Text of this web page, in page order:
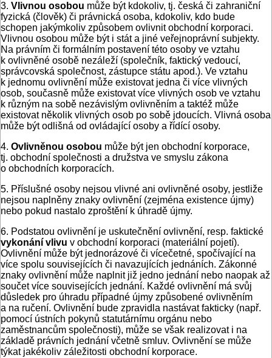
3. Vlivnou osobou může být kdokoliv, tj. česká či zahraniční
fyzická (člověk) či právnická osoba, kdokoliv, kdo bude
schopen jakýmkoliv způsobem ovlivnit obchodní korporaci.
Vlivnou osobou může být i stát a jiné veřejnoprávní subjekty.
Na právním či formálním postavení této osoby ve vztahu
k ovlivněné osobě nezáleží (společník, faktický vedoucí,
správcovská společnost, zástupce státu apod.). Ve vztahu
k jednomu ovlivnění může existovat jedna či více vlivných
osob, současně může existovat více vlivných osob ve vztahu
k různým na sobě nezávislým ovlivněním a taktéž může
existovat několik vlivných osob po sobě jdoucích. Vlivná osoba
může být odlišná od ovládající osoby a řídící osoby.
4. Ovlivněnou osobou může být jen obchodní korporace,
tj. obchodní společnosti a družstva ve smyslu zákona
o obchodních korporacích.
5. Příslušné osoby nejsou vlivné ani ovlivněné osoby, jestliže
nejsou naplněny znaky ovlivnění (zejména existence újmy)
nebo pokud nastalo zproštění k úhradě újmy.
6. Podstatou ovlivnění je uskutečnění ovlivnění, resp. faktické
vykonání vlivu v obchodní korporaci (materiální pojetí).
Ovlivnění může být jednorázové či vícečetné, spočívající na
více spolu souvisejících či navazujících jednáních. Zákonné
znaky ovlivnění může naplnit již jedno jednání nebo naopak až
součet více souvisejících jednání. Každé ovlivnění má svůj
důsledek pro úhradu případné újmy způsobené ovlivněním
a na ručení. Ovlivnění bude zpravidla nastávat fakticky (např.
pomocí ústních pokynů statutárnímu orgánu nebo
zaměstnancům společnosti), může se však realizovat i na
základě právních jednání včetně smluv. Ovlivnění se může
týkat jakékoliv záležitosti obchodní korporace.